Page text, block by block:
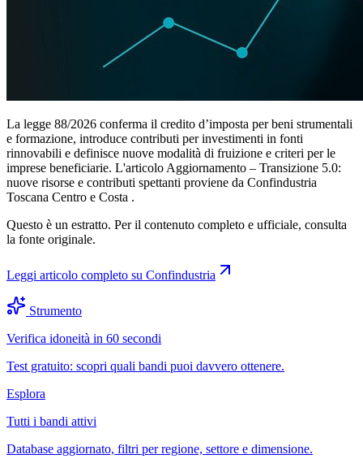
La legge 88/2026 conferma il credito d’imposta per beni strumentali
e formazione, introduce contributi per investimenti in fonti
rinnovabili e definisce nuove modalità di fruizione e criteri per le
imprese beneficiarie. L'articolo Aggiornamento – Transizione 5.0:
nuove risorse e contributi spettanti proviene da Confindustria
Toscana Centro e Costa .
Questo è un estratto. Per il contenuto completo e ufficiale, consulta
la fonte originale.
Leggi articolo completo su Confindustria
Strumento
Verifica idoneità in 60 secondi
Test gratuito: scopri quali bandi puoi davvero ottenere.
Esplora
Tutti i bandi attivi
Database aggiornato, filtri per regione, settore e dimensione.